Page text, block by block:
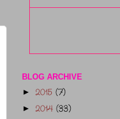
BLOG ARCHIVE
► 2015 (7)
► 2014 (33)